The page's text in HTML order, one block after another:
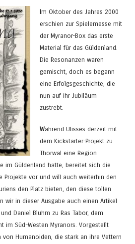
Im Oktober des Jahres 2000
erschien zur Spielemesse mit
der Myranor-Box das erste
Material für das Güldenland.
Die Resonanzen waren
gemischt, doch es begann
eine Erfolgsgeschichte, die
nun auf ihr Jubiläum
zustrebt.
Während Ulisses derzeit mit
dem Kickstarter-Projekt zu
Thorwal eine Region
im Güldenland hatte, bereitet sich die
Projekte vor und will auch weiterhin den
den Platz bieten, den diese tollen
wir in dieser Ausgabe auch einen Artikel
Daniel Bluhm zu Ras Tabor, dem
im Süd-Westen Myranors. Vorgestellt
von Humanoiden, die stark an ihre Vettern